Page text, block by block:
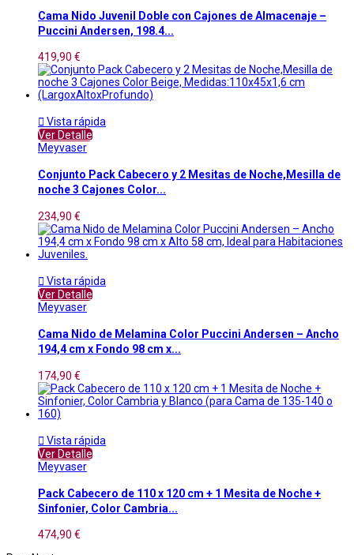
Cama Nido Juvenil Doble con Cajones de Almacenaje –
Puccini Andersen, 198.4...
419,90 €
 Vista rápida
Ver Detalle
Meyvaser
Conjunto Pack Cabecero y 2 Mesitas de Noche,Mesilla de
noche 3 Cajones Color...
234,90 €
 Vista rápida
Ver Detalle
Meyvaser
Cama Nido de Melamina Color Puccini Andersen – Ancho
194,4 cm x Fondo 98 cm x...
174,90 €
 Vista rápida
Ver Detalle
Meyvaser
Pack Cabecero de 110 x 120 cm + 1 Mesita de Noche +
Sinfonier, Color Cambria...
474,90 €